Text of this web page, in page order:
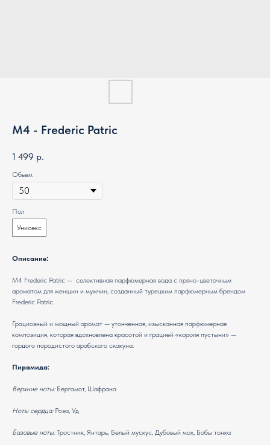
M4 - Frederic Patric
1 499 р.
Обьем
Пол
Унисекс
Описание:
M4 Frederic Patric — селективная парфюмерная вода с пряно-цветочным
ароматом для женщин и мужчин, созданный турецким парфюмерным брендом
Frederic Patric.
Грациозный и мощный аромат — утонченная, изысканная парфюмерная
композиция, которая вдохновлена красотой и грацией «короля пустыни» —
гордого породистого арабского скакуна.
Пирамида:
Верхние ноты:Бергамот, Шафрана
Ноты сердца: Роза, Уд
Базовые ноты:Тростник, Янтарь, Белый мускус, Дубовый мох, Бобы тонка